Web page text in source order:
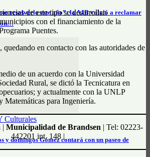
resolverlo este año”: la AJB volvió a reclamar
Culturales
y domingos Gómez contará con un paseo de
de este tipo se desarrollan
con el financiamiento de la
Puentes.
quedando en contacto con las autoridades de
de un acuerdo con la Universidad
Rural, se dictó la Tecnicatura en
y actualmente con la UNLP
Matemáticas para Ingeniería.
| Municipalidad de Brandsen | Tel: 02223-
442201 int. 148 |